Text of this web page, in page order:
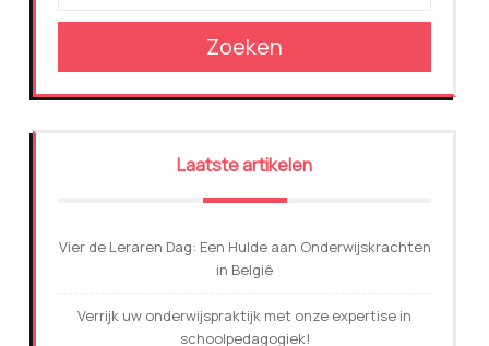
Zoeken
Laatste artikelen
Vier de Leraren Dag: Een Hulde aan Onderwijskrachten
in België
Verrijk uw onderwijspraktijk met onze expertise in
schoolpedagogiek!